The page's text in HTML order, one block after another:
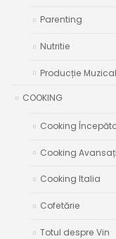
Parenting
Nutritie
Producție
COOKING
Cooking
Cooking Avansați
Cooking Italia
Cofetărie
Totul despre Vin